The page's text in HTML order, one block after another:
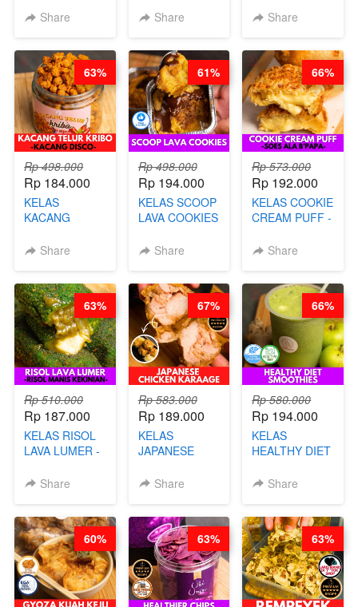
CAKE BOLU
Share
PREMIUM
Share
LENGKAP
PANGSIT -BY
CHEF DITA
Share
Rp 498.000
Rp 184.000
KELAS
KACANG
KACANG
Share
63%
Rp 498.000
Rp 194.000
KELAS SCOOP
LAVA COOKIES
Share
61%
Rp 573.000
Rp 192.000
KELAS COOKIE
CREAM PUFF -
B’PAPA-BY
Share
66%
Rp 510.000
Rp 187.000
KELAS RISOL
LAVA LUMER -
KEKINIAN-BY
Share
63%
Rp 583.000
Rp 189.000
KELAS
JAPANESE
KARAAGE - BY
Share
67%
Rp 580.000
Rp 194.000
KELAS
HEALTHY DIET
BY BARISTA
Share
66%
60% 63% 63%